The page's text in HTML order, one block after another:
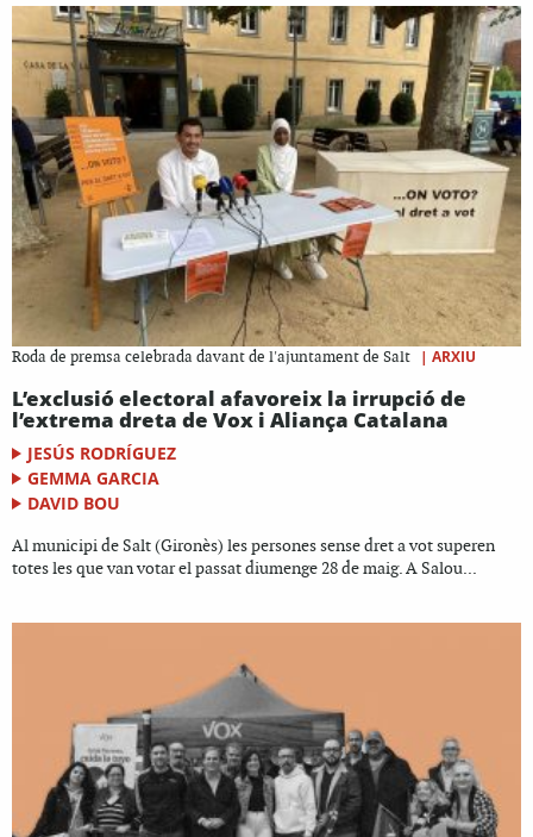
Roda de premsa celebrada davant de l'ajuntament de Salt | ARXIU
L’exclusió electoral afavoreix la irrupció de
l’extrema dreta de Vox i Aliança Catalana
JESÚS RODRÍGUEZ
GEMMA GARCIA
DAVID BOU
Al municipi de Salt (Gironès) les persones sense dret a vot superen
totes les que van votar el passat diumenge 28 de maig. A Salou...